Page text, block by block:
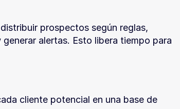
prospectos según reglas,
alertas. Esto libera tiempo para
cliente potencial en una base de